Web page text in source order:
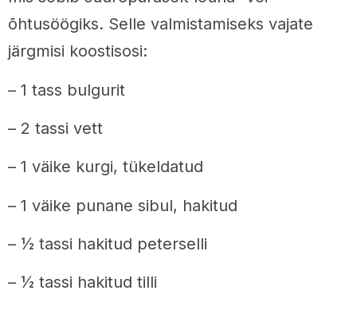
õhtusöögiks. Selle valmistamiseks vajate
järgmisi koostisosi:
– 1 tass bulgurit
– 2 tassi vett
– 1 väike kurgi, tükeldatud
– 1 väike punane sibul, hakitud
– ½ tassi hakitud peterselli
– ½ tassi hakitud tilli